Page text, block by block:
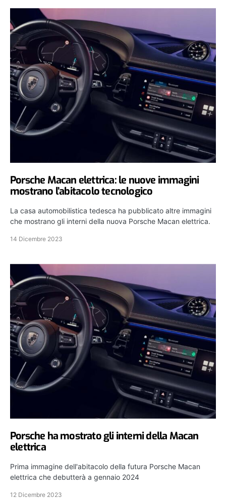
Porsche Macan elettrica: le nuove immagini
mostrano l’abitacolo tecnologico
La casa automobilistica tedesca ha pubblicato altre immagini
che mostrano gli interni della nuova Porsche Macan elettrica.
14 Dicembre 2023
Porsche ha mostrato gli interni della Macan
elettrica
Prima immagine dell'abitacolo della futura Porsche Macan
elettrica che debutterà a gennaio 2024
12 Dicembre 2023